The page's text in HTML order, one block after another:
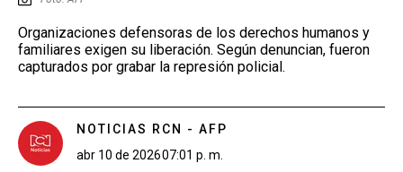
Organizaciones defensoras de los derechos humanos y
familiares exigen su liberación. Según denuncian, fueron
capturados por grabar la represión policial.
NOTICIAS RCN - AFP
abr 10 de 202607:01 p. m.